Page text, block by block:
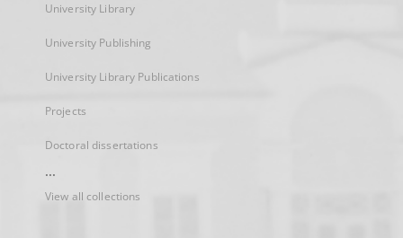
University Library
University Publishing
University Library Publications
Projects
Doctoral dissertations
...
View all collections